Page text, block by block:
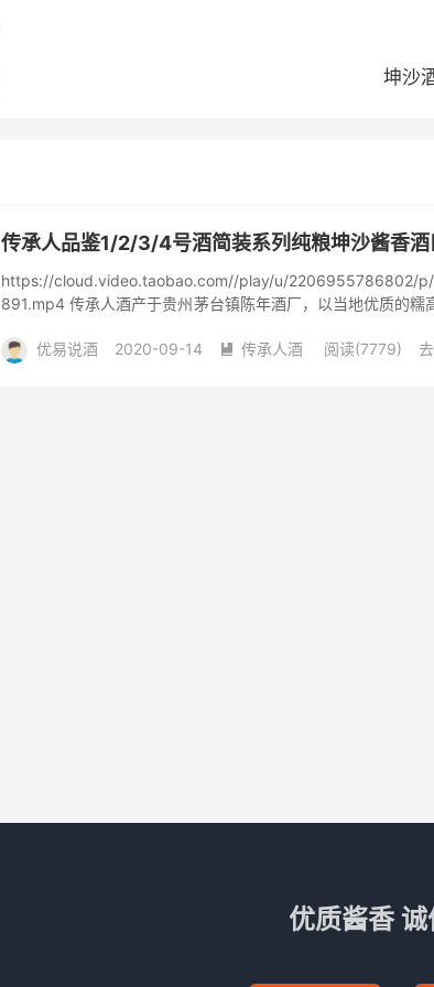
坤沙
传承人品鉴1/2/3/4号酒简装系列纯粮坤沙酱香酒
https://cloud.video.taobao.com//play/u/2206955786802/
891.mp4 传承人酒产于贵州茅台镇陈年酒厂，以当地优质的糯
优易说酒 2020-09-14  传承人酒 阅读(7779)
优质酱香